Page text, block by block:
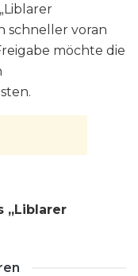
schneller voran
möchte die
„Liblarer